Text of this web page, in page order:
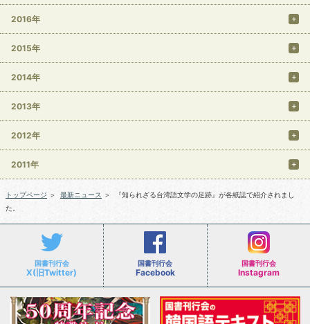
2016年
2015年
2014年
2013年
2012年
2011年
トップページ ＞ 最新ニュース ＞
『知られざる台湾語文学の足跡』が各紙誌で紹介されまし
た。
国書刊行会
X(旧Twitter)
国書刊行会
Facebook
国書刊行会
Instagram